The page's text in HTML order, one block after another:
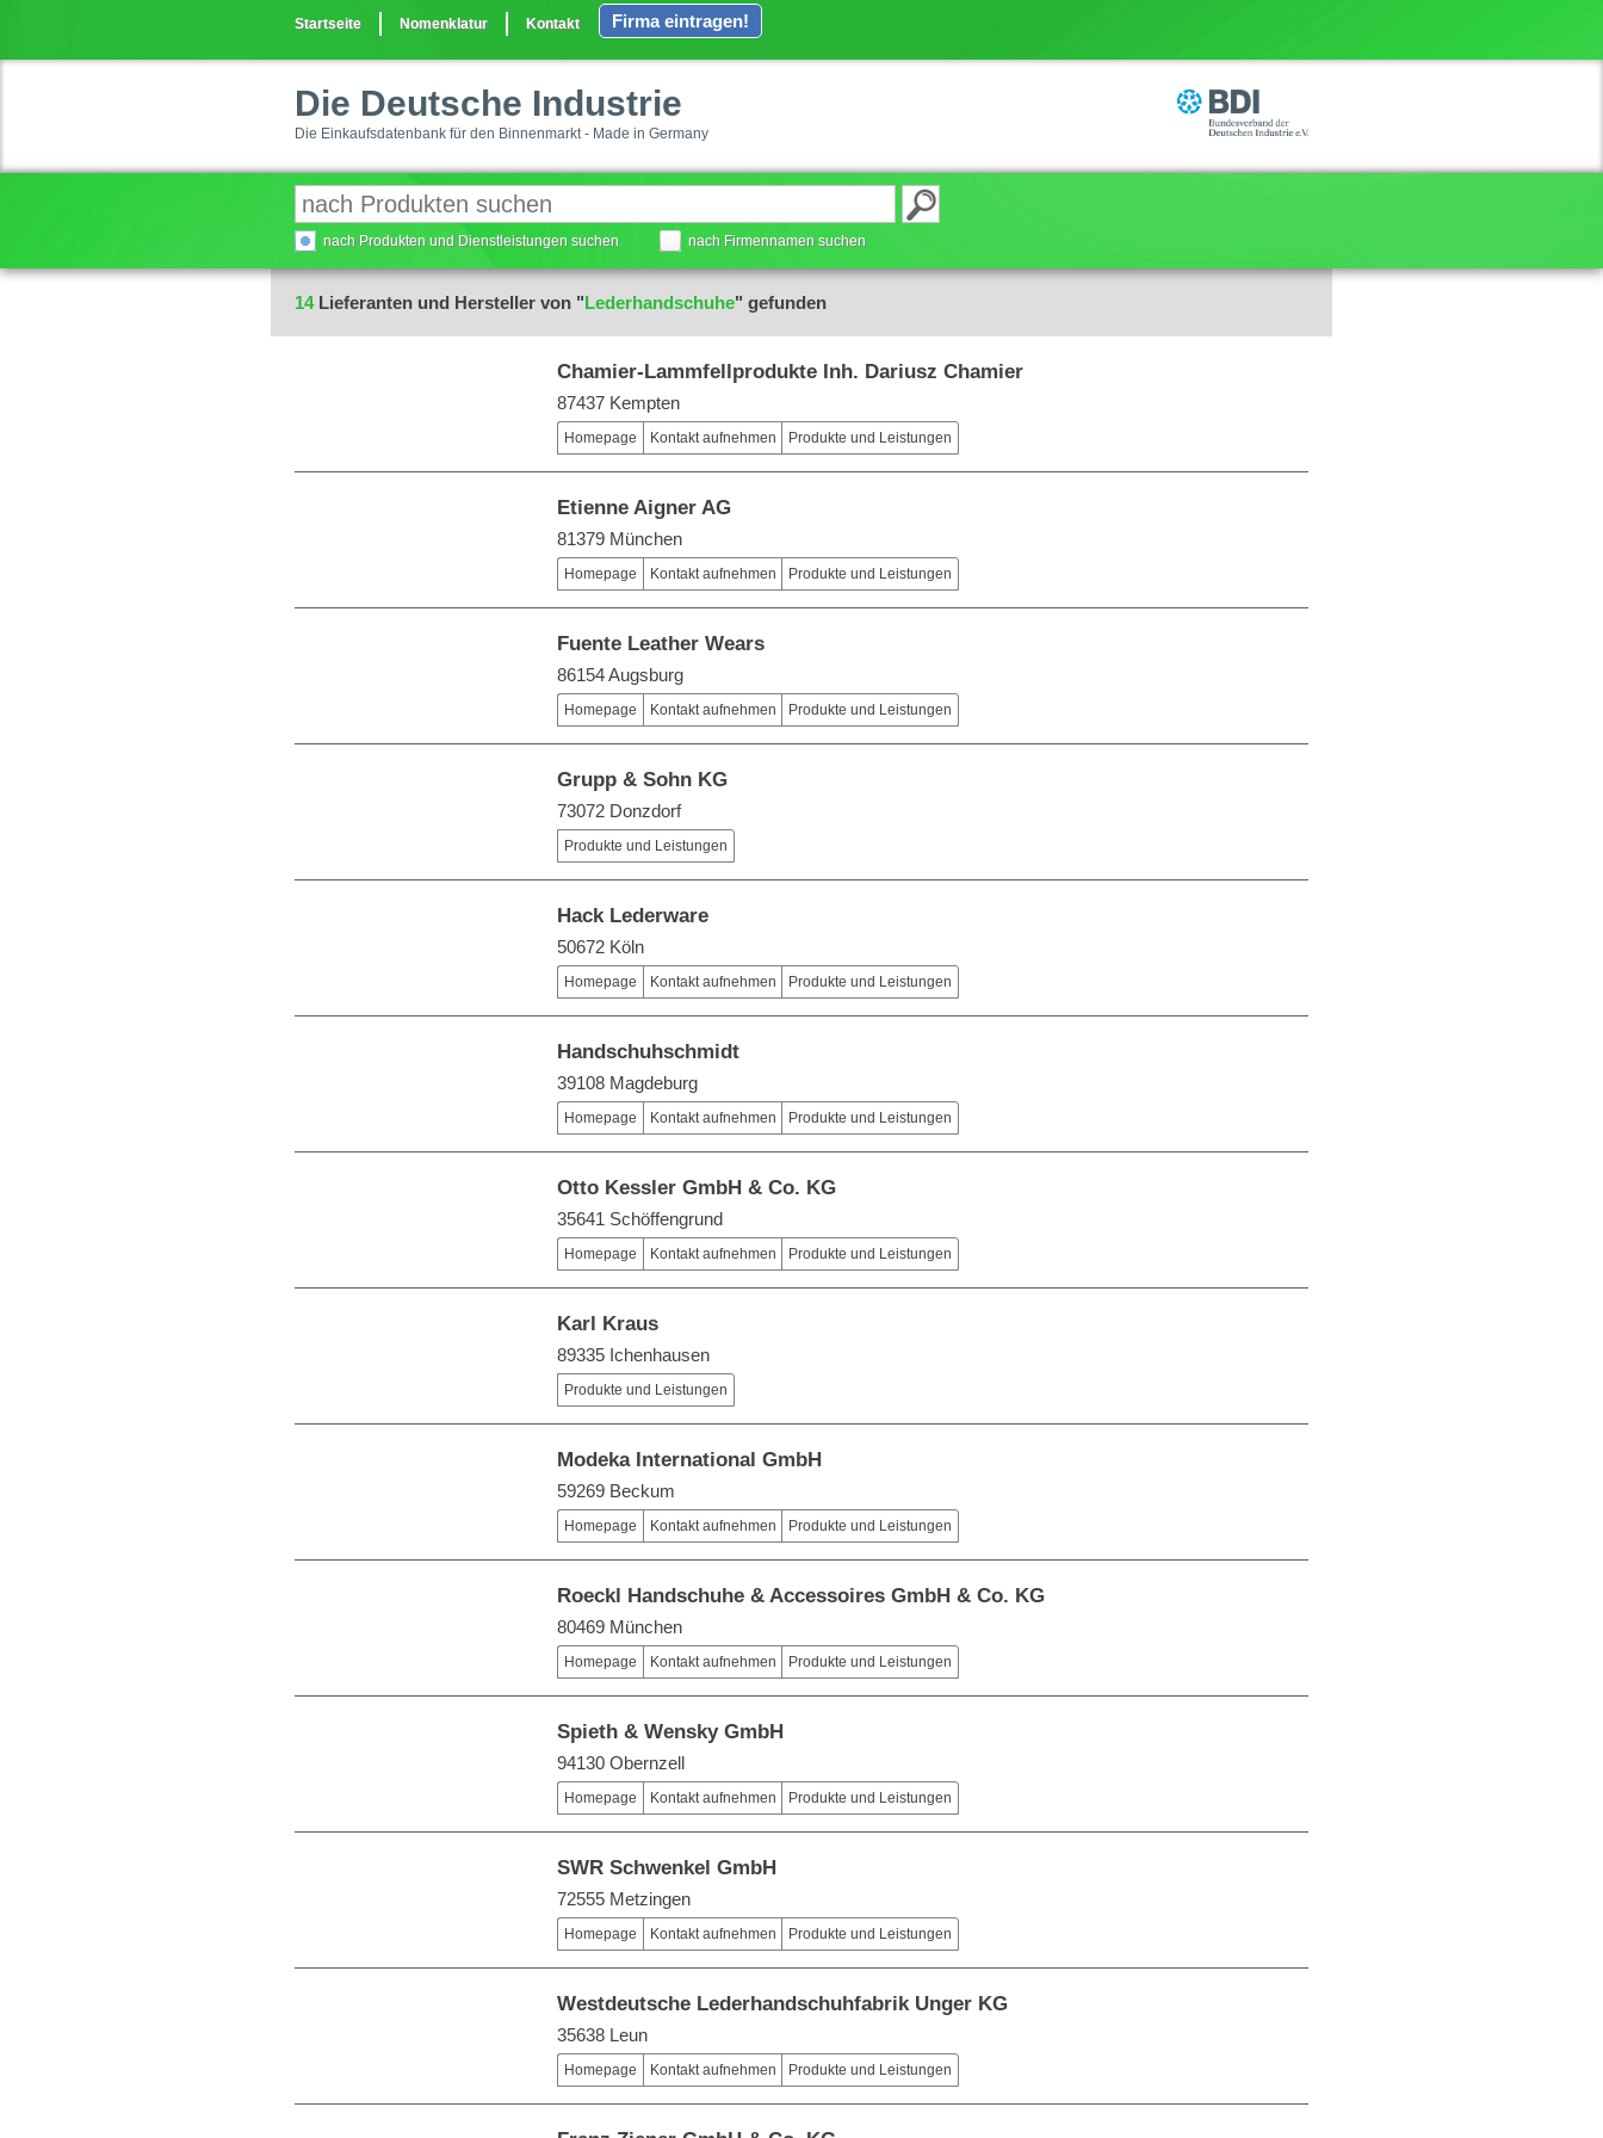
Startseite Nomenklatur Kontakt Firma eintragen!
Die Deutsche Industrie
Die Einkaufsdatenbank für den Binnenmarkt - Made in Germany
nach Produkten und Dienstleistungen suchen nach Firmennamen suchen
14Lieferanten und Hersteller von "Lederhandschuhe" gefunden
Chamier-Lammfellprodukte Inh. Dariusz Chamier
87437 Kempten
Homepage Kontakt aufnehmen Produkte und Leistungen
Etienne Aigner AG
81379 München
Homepage Kontakt aufnehmen Produkte und Leistungen
Fuente Leather Wears
86154 Augsburg
Homepage Kontakt aufnehmen Produkte und Leistungen
Grupp & Sohn KG
73072 Donzdorf
Produkte und Leistungen
Hack Lederware
50672 Köln
Homepage Kontakt aufnehmen Produkte und Leistungen
Handschuhschmidt
39108 Magdeburg
Homepage Kontakt aufnehmen Produkte und Leistungen
Otto Kessler GmbH & Co. KG
35641 Schöffengrund
Homepage Kontakt aufnehmen Produkte und Leistungen
Karl Kraus
89335 Ichenhausen
Produkte und Leistungen
Modeka International GmbH
59269 Beckum
Homepage Kontakt aufnehmen Produkte und Leistungen
Roeckl Handschuhe & Accessoires GmbH & Co. KG
80469 München
Homepage Kontakt aufnehmen Produkte und Leistungen
Spieth & Wensky GmbH
94130 Obernzell
Homepage Kontakt aufnehmen Produkte und Leistungen
SWR Schwenkel GmbH
72555 Metzingen
Homepage Kontakt aufnehmen Produkte und Leistungen
Westdeutsche Lederhandschuhfabrik Unger KG
35638 Leun
Homepage Kontakt aufnehmen Produkte und Leistungen